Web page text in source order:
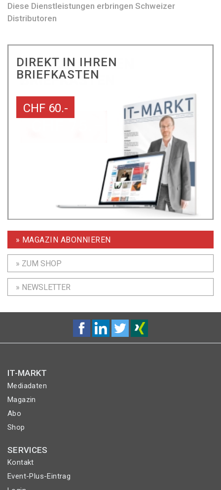
Diese Dienstleistungen erbringen Schweizer
Distributoren
DIREKT IN IHREN
BRIEFKASTEN
CHF 60.-
» MAGAZIN ABONNIEREN
» ZUM SHOP
» NEWSLETTER
IT-MARKT
Mediadaten
Magazin
Abo
Shop
SERVICES
Kontakt
Event-Plus-Eintrag